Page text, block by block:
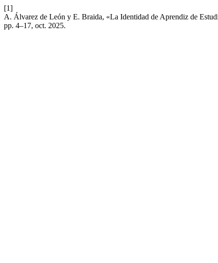
[1]
A. Álvarez de León y E. Braida, «La Identidad de Aprendiz de
pp. 4–17, oct. 2025.